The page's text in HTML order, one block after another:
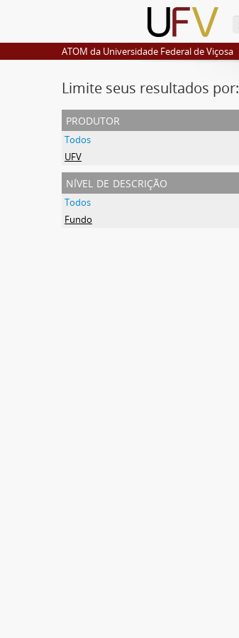
ATOM da Universidade Federal de Viçosa
Limite seus resultados por:
produtor
Todos
UFV
nível de descrição
Todos
Fundo